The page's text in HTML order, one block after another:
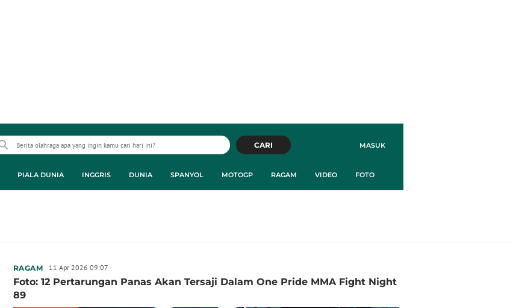
MASUK
CARI
PIALA DUNIA INGGRIS DUNIA SPANYOL MOTOGP RAGAM VIDEO FOTO
RAGAM 11 Apr 2026 09:07
Foto: 12 Pertarungan Panas Akan Tersaji Dalam One Pride MMA Fight Night
89